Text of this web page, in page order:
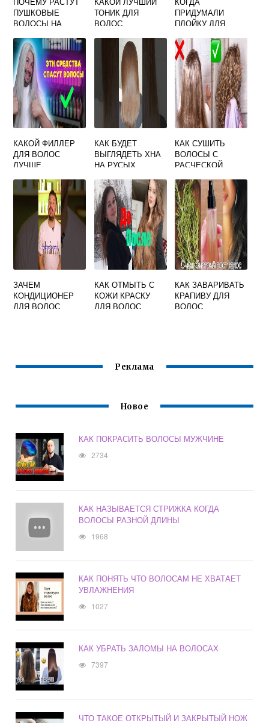
ПУШКОВЫЕ
ВОЛОСЫ НА
ТОНИК ДЛЯ
ВОЛОС
ПРИДУМАЛИ
ПЛОЙКУ ДЛЯ
КАКОЙ ФИЛЛЕР
ДЛЯ ВОЛОС
ЛУЧШЕ
КАК БУДЕТ
ВЫГЛЯДЕТЬ ХНА
НА РУСЫХ
КАК СУШИТЬ
ВОЛОСЫ С
РАСЧЕСКОЙ
ЗАЧЕМ
КОНДИЦИОНЕР
ДЛЯ ВОЛОС
КАК ОТМЫТЬ С
КОЖИ КРАСКУ
ДЛЯ ВОЛОС
КАК ЗАВАРИВАТЬ
КРАПИВУ ДЛЯ
ВОЛОС
Реклама
Новое
КАК ПОКРАСИТЬ ВОЛОСЫ МУЖЧИНЕ
2734
КАК НАЗЫВАЕТСЯ СТРИЖКА КОГДА
ВОЛОСЫ РАЗНОЙ ДЛИНЫ
1968
КАК ПОНЯТЬ ЧТО ВОЛОСАМ НЕ ХВАТАЕТ
УВЛАЖНЕНИЯ
1027
КАК УБРАТЬ ЗАЛОМЫ НА ВОЛОСАХ
7397
ЧТО ТАКОЕ ОТКРЫТЫЙ И ЗАКРЫТЫЙ НОЖ